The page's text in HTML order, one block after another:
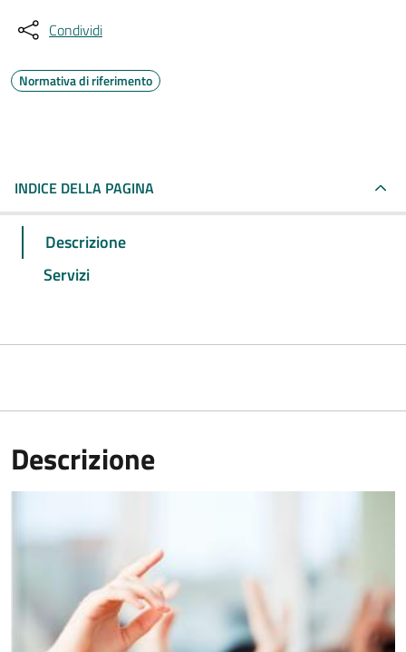
Condividi
Normativa di riferimento
INDICE DELLA PAGINA
Descrizione
Servizi
Descrizione